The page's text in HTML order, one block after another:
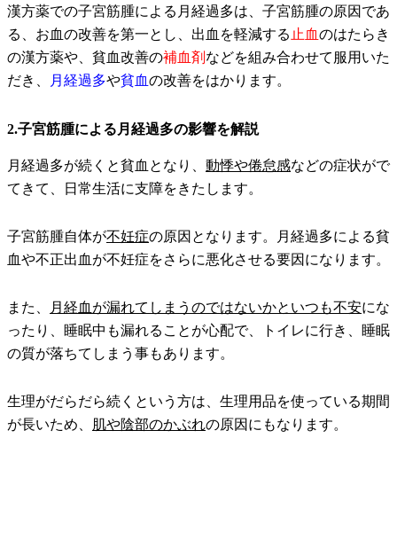
漢方薬での子宮筋腫による月経過多は、子宮筋腫の原因であ
る、お血の改善を第一とし、出血を軽減する 止血のはたらき
の漢方薬や、貧血改善の補血剤 などを組み合わせて服用いた
だき、
月経過多や貧血の改善をはかります。
2.子宮筋腫による月経過多の影響を解説
月経過多が続くと貧血となり、 動悸や倦怠感などの症状がで
てきて、日常生活に支障をきたします。
子宮筋腫自体が不妊症の原因となります。月経過多による貧
血や不正出血が不妊症をさらに悪化させる要因になります。
また、 月経血が漏れてしまうのではないかといつも不安にな
ったり、睡眠中も漏れることが心配で、トイレに行き、睡眠
の質が落ちてしまう事もあります。
生理がだらだら続くという方は、生理用品を使っている期間
が長いため、 肌や陰部のかぶれの原因にもなります。